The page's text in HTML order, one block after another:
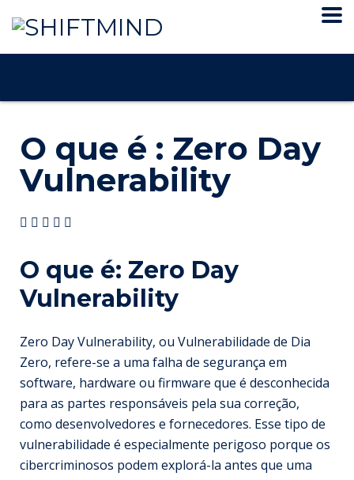
O que é : Zero Day
Vulnerability
O que é: Zero Day
Vulnerability
Zero Day Vulnerability, ou Vulnerabilidade de Dia
Zero, refere-se a uma falha de segurança em
software, hardware ou firmware que é desconhecida
para as partes responsáveis pela sua correção,
como desenvolvedores e fornecedores. Esse tipo de
vulnerabilidade é especialmente perigoso porque os
cibercriminosos podem explorá-la antes que uma